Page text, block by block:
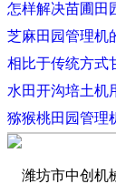
怎样解决苗圃田
芝麻田园管理机
相比于传统方式
水田开沟培土机
猕猴桃田园管理
潍坊市中创机